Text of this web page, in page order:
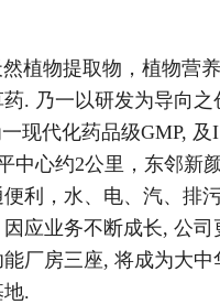
植物提取物，植物营
. 乃一以研发为导向之
现代化药品级GMP, 及
中心约2公里，东邻新
利，水、电、汽、排
应业务不断成长, 公司
厂房三座, 将成为大中
.